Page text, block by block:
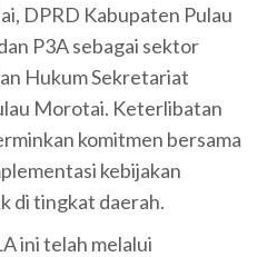
DPRD Kabupaten Pulau
P3A sebagai sektor
Hukum Sekretariat
Morotai. Keterlibatan
komitmen bersama
kebijakan
di tingkat daerah.
ini telah melalui